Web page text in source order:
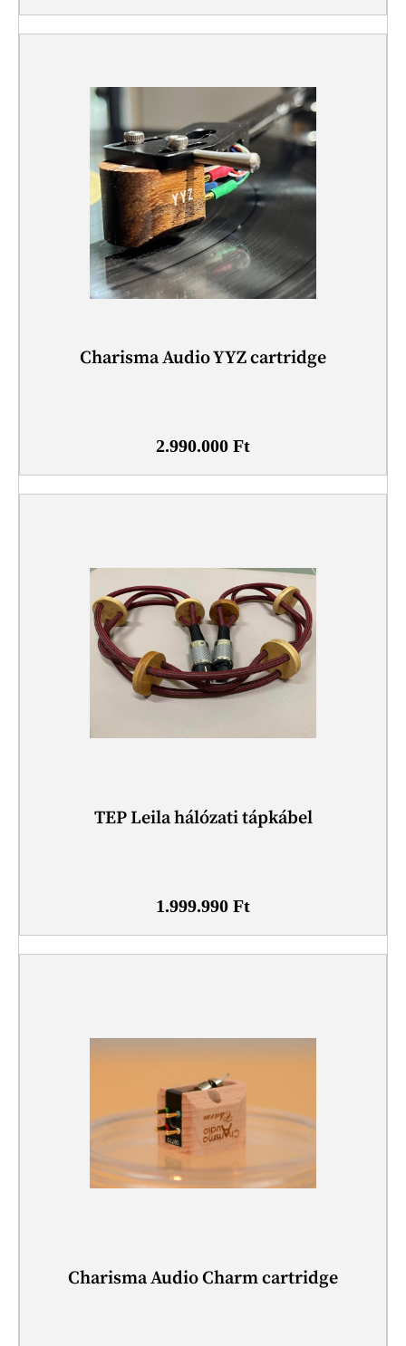
Charisma Audio YYZ cartridge
2.990.000 Ft
TEP Leila hálózati tápkábel
1.999.990 Ft
Charisma Audio Charm cartridge